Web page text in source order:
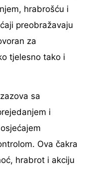
hrabrošću i
preobražavaju
za
tjelesno tako i
sa
i
Ova čakra
hrabrot i akciju